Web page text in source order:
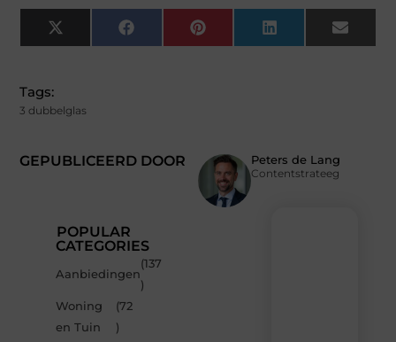
X
(Twitter)
FacebookPinterest LinkedIn Email
GEPUBLICEERD DOOR Peters de Lang
Contentstrateeg
Tags:
3 dubbelglas
POPULAR
CATEGORIES
Aanbiedingen
(137
)
Woning
en Tuin
(72
)